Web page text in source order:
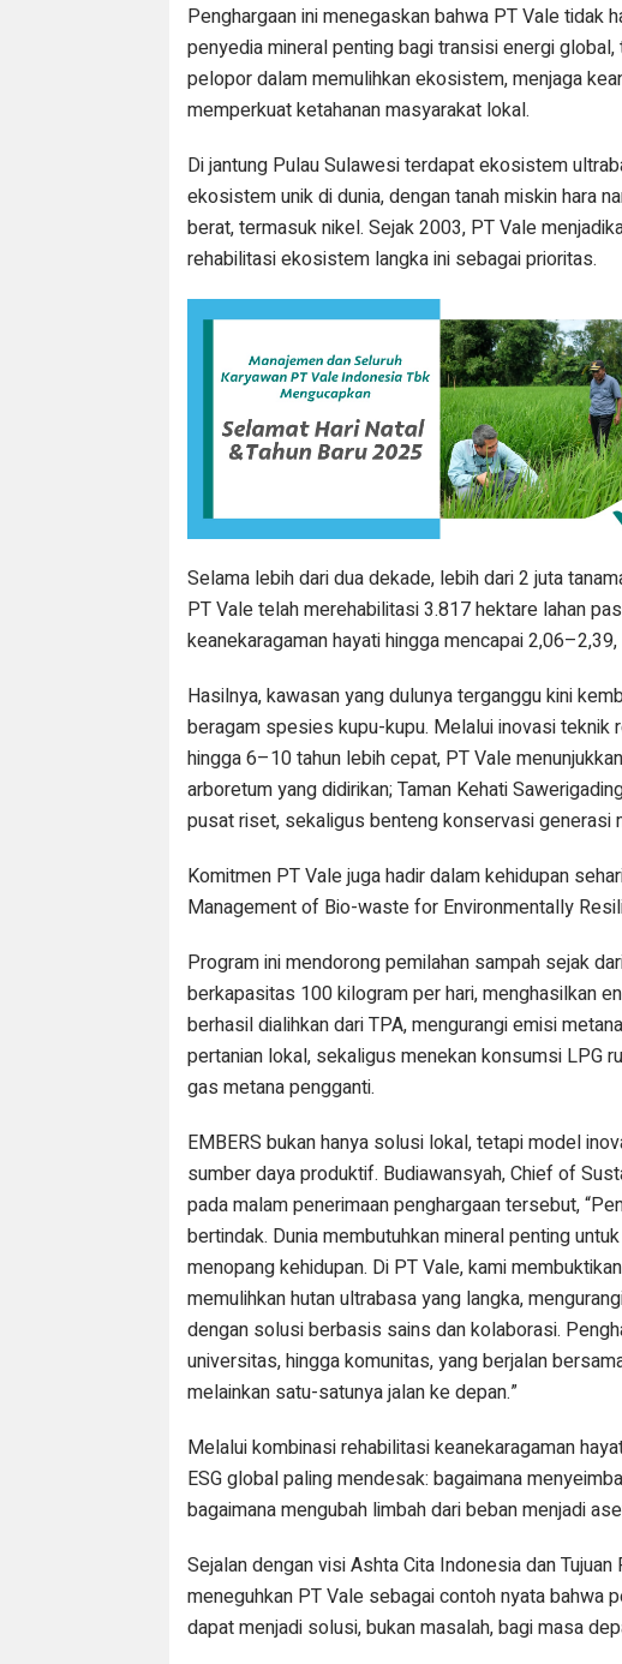
Penghargaan ini menegaskan bahwa PT Vale tidak
penyedia mineral penting bagi transisi energi
pelopor dalam memulihkan ekosistem, menjaga
memperkuat ketahanan masyarakat lokal.
Di jantung Pulau Sulawesi terdapat ekosistem
ekosistem unik di dunia, dengan tanah miskin hara
berat, termasuk nikel. Sejak 2003, PT Vale
rehabilitasi ekosistem langka ini sebagai prioritas.
Selama lebih dari dua dekade, lebih dari 2 juta
PT Vale telah merehabilitasi 3.817 hektare lahan
keanekaragaman hayati hingga mencapai
Hasilnya, kawasan yang dulunya terganggu kini
beragam spesies kupu-kupu. Melalui inovasi
hingga 6–10 tahun lebih cepat, PT Vale
arboretum yang didirikan; Taman Kehati
pusat riset, sekaligus benteng konservasi generasi
Komitmen PT Vale juga hadir dalam kehidupan
Management of Bio-waste for Environmentally
Program ini mendorong pemilahan sampah sejak
berkapasitas 100 kilogram per hari, menghasilkan
berhasil dialihkan dari TPA, mengurangi emisi
pertanian lokal, sekaligus menekan konsumsi LPG
gas metana pengganti.
EMBERS bukan hanya solusi lokal, tetapi model
sumber daya produktif. Budiawansyah, Chief of
pada malam penerimaan penghargaan tersebut,
bertindak. Dunia membutuhkan mineral penting
menopang kehidupan. Di PT Vale, kami
memulihkan hutan ultrabasa yang langka,
dengan solusi berbasis sains dan kolaborasi.
universitas, hingga komunitas, yang berjalan
melainkan satu-satunya jalan ke depan.”
Melalui kombinasi rehabilitasi keanekaragaman
ESG global paling mendesak: bagaimana
bagaimana mengubah limbah dari beban menjadi
Sejalan dengan visi Ashta Cita Indonesia dan
meneguhkan PT Vale sebagai contoh nyata bahwa
dapat menjadi solusi, bukan masalah, bagi masa